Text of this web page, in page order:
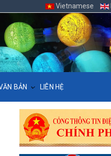
Vietnamese
BẢN LIÊN HỆ